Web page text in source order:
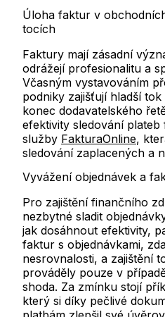
Úloha faktur v
tocích
Faktury mají zásadní
odrážejí profesionalitu a
Včasným vystavováním
podniky zajišťují hladší
konec dodavatelského
efektivity sledování
služby FakturaOnline,
sledování zaplacených a
Vyvážení objednávek a
Pro zajištění finančního
nezbytné sladit
jak dosáhnout efektivity,
faktur s objednávkami,
nesrovnalosti, a zajištění
prováděly pouze v
shoda. Za zmínku stojí
který si díky pečlivé